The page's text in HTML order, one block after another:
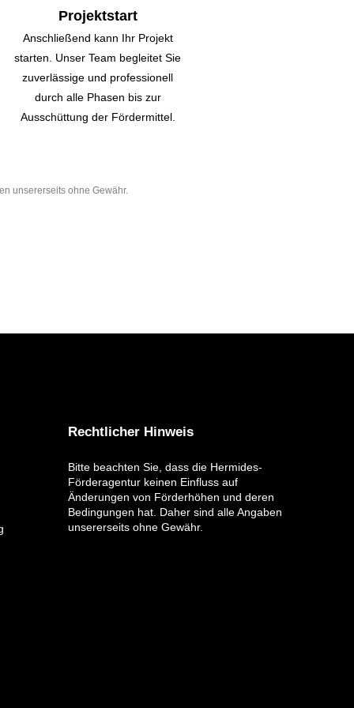
Projektstart
Anschließend kann Ihr Projekt
starten. Unser Team begleitet Sie
zuverlässige und professionell
durch alle Phasen bis zur
Ausschüttung der Fördermittel.
unsererseits ohne Gewähr.
Rechtlicher Hinweis
Bitte beachten Sie, dass die Hermides-
Förderagentur keinen Einfluss auf
Änderungen von Förderhöhen und deren
Bedingungen hat. Daher sind alle Angaben
unsererseits ohne Gewähr.